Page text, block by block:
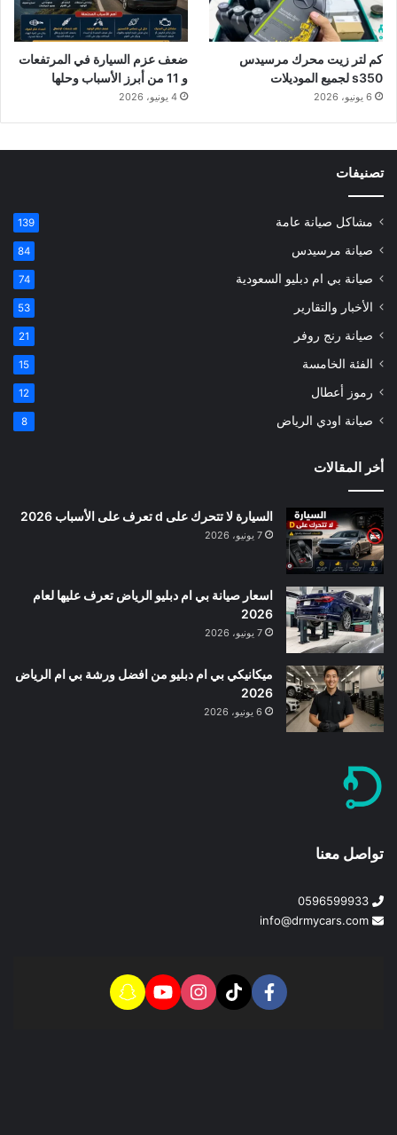
كم لتر زيت محرك مرسيدس
s350 لجميع الموديلات
6 يونيو، 2026
ضعف عزم السيارة في المرتفعات
و 11 من أبرز الأسباب وحلها
4 يونيو، 2026
تصنيفات
مشاكل صيانة عامة 139
صيانة مرسيدس 84
صيانة بي ام دبليو السعودية 74
الأخبار والتقارير 53
صيانة رنج روفر 21
الفئة الخامسة 15
رموز أعطال 12
صيانة اودي الرياض 8
أخر المقالات
السيارة لا تتحرك على d تعرف على الأسباب 2026
7 يونيو، 2026
اسعار صيانة بي ام دبليو الرياض تعرف عليها لعام
2026
7 يونيو، 2026
ميكانيكي بي ام دبليو من افضل ورشة بي ام الرياض
2026
6 يونيو، 2026
تواصل معنا
0596599933
info@drmycars.com